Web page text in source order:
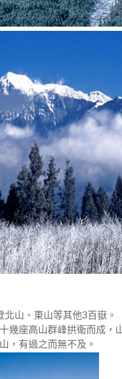
山、東山等其他3百嶽。
幾座高山群峰拱衛而成，
，有過之而無不及。